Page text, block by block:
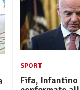
SPORT
Fifa, Infantino